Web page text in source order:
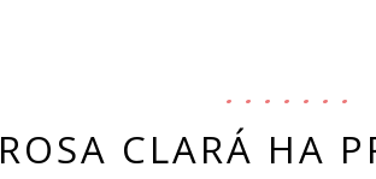
ROSA CLARÁ HA